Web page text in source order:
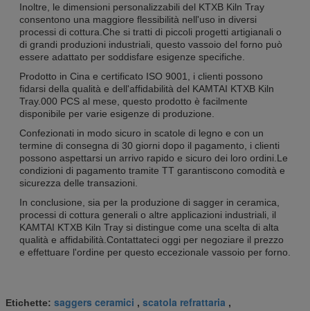
Inoltre, le dimensioni personalizzabili del KTXB Kiln Tray
consentono una maggiore flessibilità nell'uso in diversi
processi di cottura.Che si tratti di piccoli progetti artigianali o
di grandi produzioni industriali, questo vassoio del forno può
essere adattato per soddisfare esigenze specifiche.
Prodotto in Cina e certificato ISO 9001, i clienti possono
fidarsi della qualità e dell'affidabilità del KAMTAI KTXB Kiln
Tray.000 PCS al mese, questo prodotto è facilmente
disponibile per varie esigenze di produzione.
Confezionati in modo sicuro in scatole di legno e con un
termine di consegna di 30 giorni dopo il pagamento, i clienti
possono aspettarsi un arrivo rapido e sicuro dei loro ordini.Le
condizioni di pagamento tramite TT garantiscono comodità e
sicurezza delle transazioni.
In conclusione, sia per la produzione di sagger in ceramica,
processi di cottura generali o altre applicazioni industriali, il
KAMTAI KTXB Kiln Tray si distingue come una scelta di alta
qualità e affidabilità.Contattateci oggi per negoziare il prezzo
e effettuare l'ordine per questo eccezionale vassoio per forno.
Etichette: saggers ceramici , scatola refrattaria ,